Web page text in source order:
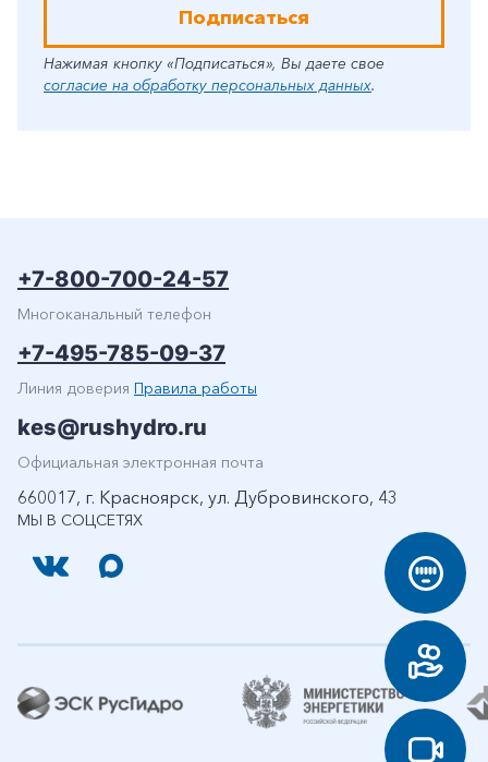
Подписаться
Нажимая кнопку «Подписаться», Вы даете свое
согласие на обработку персональных данных.
МЫ В СОЦСЕТЯХ
+7-800-700-24-57
Многоканальный телефон
+7-495-785-09-37
Линия доверия Правила работы
kes@rushydro.ru
Официальная электронная почта
660017, г. Красноярск, ул. Дубровинского, 43